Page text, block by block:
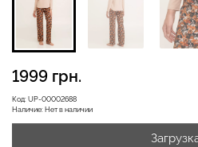
Код: UP-00002688
Наличие: Нет в наличии
1999 грн.
Бесшовная бразилиана с
легкой коррекцией
BRASILIAN SHAPEWEAR